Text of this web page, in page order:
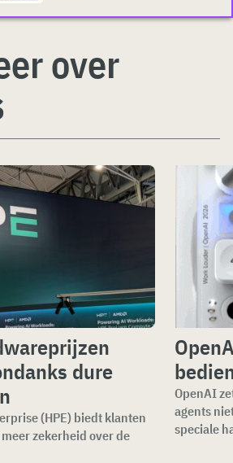
over
dure
(HPE) biedt klanten
zekerheid over de
OpenAI
agents
speciale